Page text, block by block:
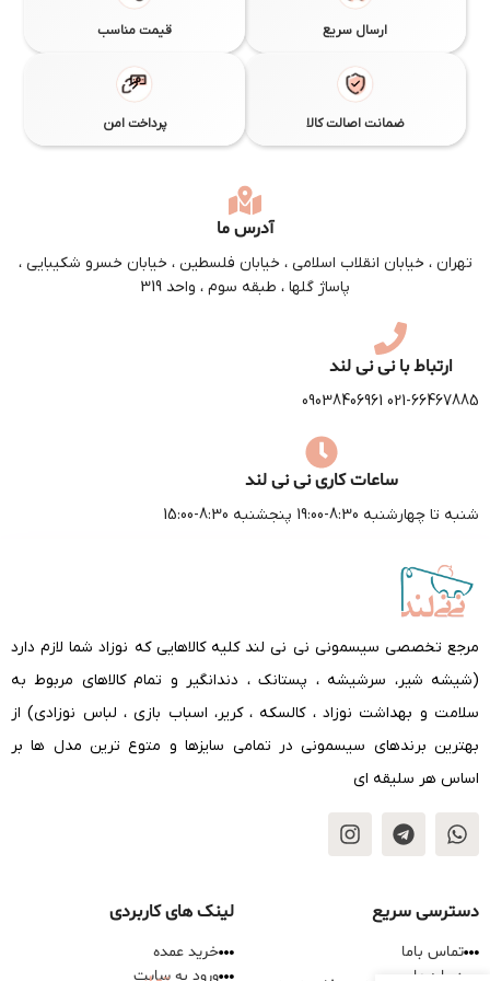
ارسال سریع قیمت مناسب
ضمانت اصالت کالا پرداخت امن
آدرس ما
تهران ، خیابان انقلاب اسلامی ، خیابان فلسطین ، خیابان خسرو شکیبایی ،
پاساژ گلها ، طبقه سوم ، واحد 319
ارتباط با نی نی لند
021-66467885
09038406961
ساعات کاری نی نی لند
شنبه تا چهارشنبه 8:30-19:00 پنجشنبه 8:30-15:00
مرجع تخصصی سیسمونی نی نی لند کلیه کالاهایی که نوزاد شما لازم دارد
(شیشه شیر، سرشیشه ، پستانک ، دندانگیر و تمام کالاهای مربوط به
سلامت و بهداشت نوزاد ، کالسکه ، کریر، اسباب بازی ، لباس نوزادی) از
بهترین برندهای سیسمونی در تمامی سایزها و متوع ترین مدل ها بر
اساس هر سلیقه ای
دسترسی سریع
تماس باما
درباره ما
لینک های کاربردی
خرید عمده
ورود به سایت